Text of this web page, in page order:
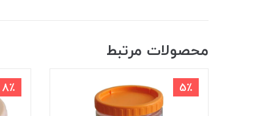
محصولات مرتبط
5٪ 8٪